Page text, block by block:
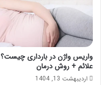
واریس واژن در بارداری چیست؟
علائم + روش درمان
اردیبهشت 13, 1404